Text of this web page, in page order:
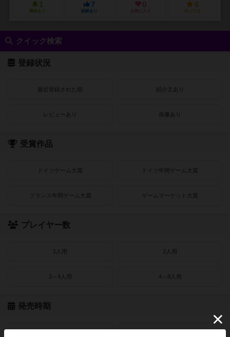
1
興味あり
7
経験あり
0
お気に入り
6
持ってる
クイック検索
登録状況
最近登録された順 紹介文あり
レビューあり 画像あり
受賞作品
ドイツゲーム大賞 ドイツ年間ゲーム大賞
フランス年間ゲーム大賞 ゲームマーケット大賞
プレイヤー数
1人用 2人用
3～4人用 4～8人用
発売時期